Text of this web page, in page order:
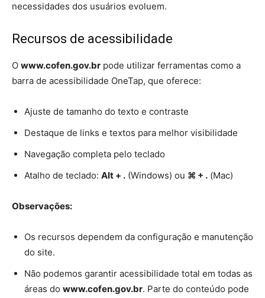
necessidades dos usuários evoluem.
Recursos de acessibilidade
O www.cofen.gov.br pode utilizar ferramentas como a
barra de acessibilidade OneTap, que oferece:
Ajuste de tamanho do texto e contraste
Destaque de links e textos para melhor visibilidade
Navegação completa pelo teclado
Atalho de teclado: Alt + . (Windows) ou ⌘ + . (Mac)
Observações:
Os recursos dependem da configuração e manutenção
do site.
Não podemos garantir acessibilidade total em todas as
áreas do www.cofen.gov.br. Parte do conteúdo pode